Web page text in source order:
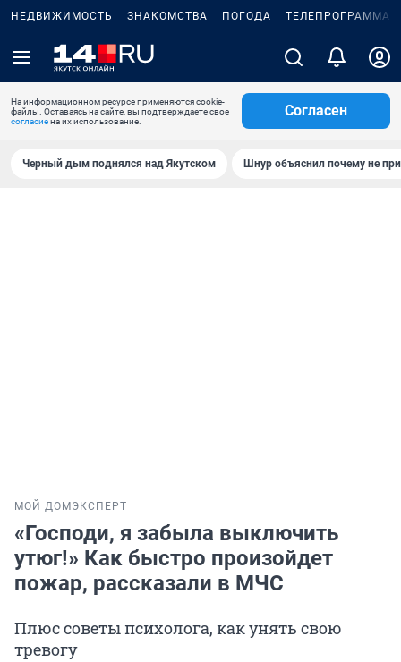
НЕДВИЖИМОСТЬ ЗНАКОМСТВА ПОГОДА ТЕЛЕПРОГРАММА
На информационном ресурсе применяются cookie-
файлы. Оставаясь на сайте, вы подтверждаете свое
согласиена их использование.
Согласен
Черный дым поднялся над Якутском Шнур объяснил почему не
МОЙ ДОМ ЭКСПЕРТ
«Господи, я забыла выключить
утюг!» Как быстро произойдет
пожар, рассказали в МЧС
Плюс советы психолога, как унять свою
тревогу